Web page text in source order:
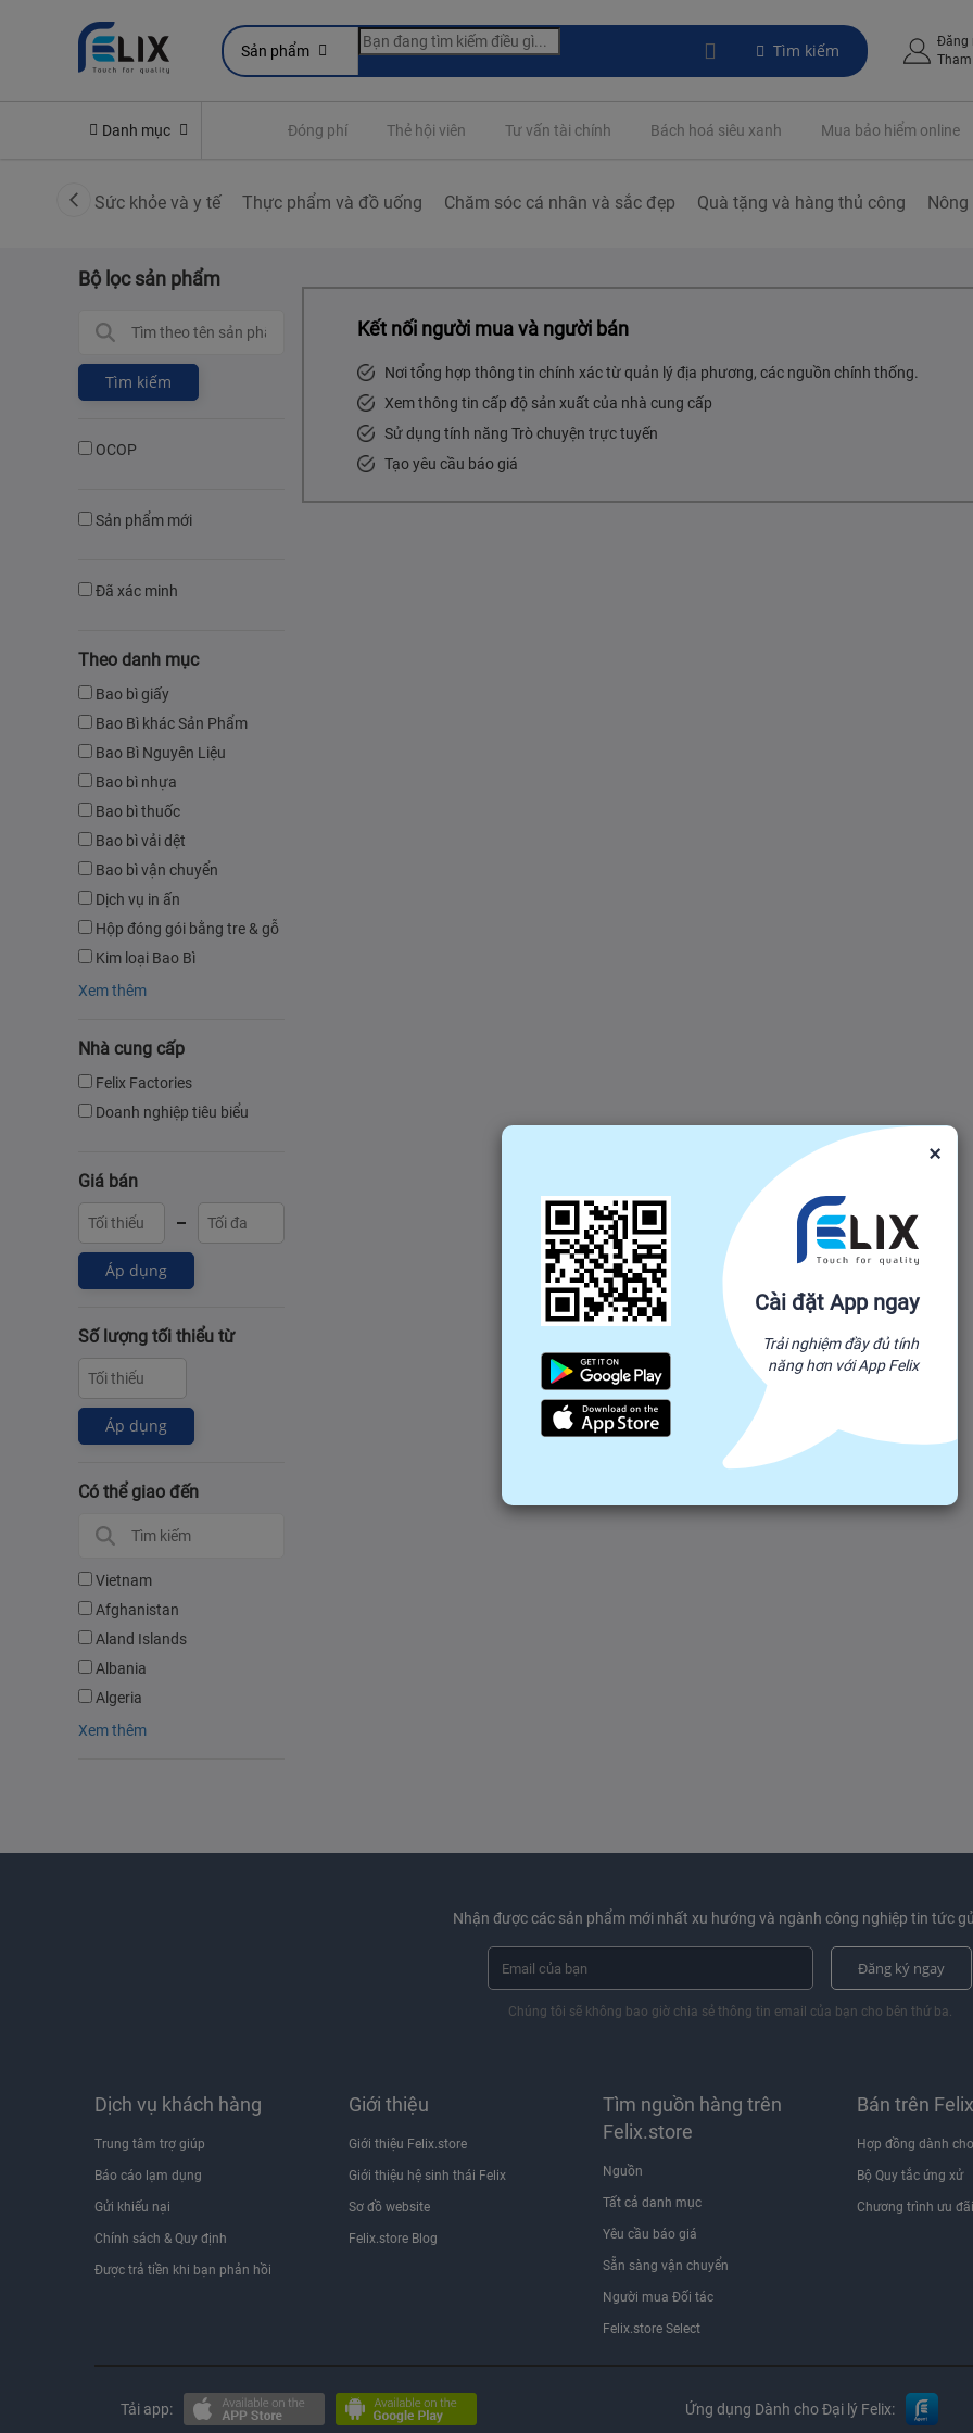
Sản phẩm Tìm kiếm
Đăng
Danh mục
Yêu cầu quyền lợi bảo hiểm Đóng phí Thẻ hội viên Tư vấn tài chính Bách hoá siêu xanh Mua bảo hiểm online
Sức khỏe và y tế Thực phẩm và đồ uống Chăm sóc cá nhân và sắc đẹp Quà tặng và hàng thủ công Nông
Bộ lọc sản phẩm
Tìm kiếm
OCOP
Sản phẩm mới
Đã xác minh
Theo danh mục
Bao bì giấy
Bao Bì khác Sản Phẩm
Bao Bì Nguyên Liệu
Bao bì nhựa
Bao bì thuốc
Bao bì vải dệt
Bao bì vận chuyển
Dịch vụ in ấn
Hộp đóng gói bằng tre & gỗ
Kim loại Bao Bì
Xem thêm
Nhà cung cấp
Felix Factories
Doanh nghiệp tiêu biểu
Giá bán
Áp dụng
Số lượng tối thiểu từ
Áp dụng
Có thể giao đến
Vietnam
Afghanistan
Aland Islands
Albania
Algeria
Xem thêm
Kết nối người mua và người bán
Nơi tổng hợp thông tin chính xác từ quản lý địa phương, các nguồn chính thống.
Xem thông tin cấp độ sản xuất của nhà cung cấp
Sử dụng tính năng Trò chuyện trực tuyến
Tạo yêu cầu báo giá
Nhận được các sản phẩm mới nhất xu hướng và ngành công nghiệp tin tức
Đăng ký ngay
Chúng tôi sẽ không bao giờ chia sẻ thông tin email của bạn cho bên thứ ba.
Dịch vụ khách hàng
Trung tâm trợ giúp
Báo cáo lạm dụng
Gửi khiếu nại
Chính sách & Quy định
Được trả tiền khi bạn phản hồi
Giới thiệu
Giới thiệu Felix.store
Giới thiệu hệ sinh thái Felix
Sơ đồ website
Felix.store Blog
Tìm nguồn hàng trên
Felix.store
Nguồn
Tất cả danh mục
Yêu cầu báo giá
Sẵn sàng vận chuyển
Người mua Đối tác
Felix.store Select
Bán trên
Hợp đồng dành
Bộ Quy tắc ứng xử
Chương trình ưu đãi
Tải app: Ứng dụng Dành cho Đại lý Felix:
×
Cài đặt App ngay
Trải nghiệm đầy đủ tính
năng hơn với App Felix